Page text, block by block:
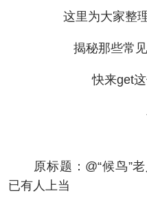
这里为大家整
揭秘那些常
快来get
原标题：@“候鸟”老
已有人上当